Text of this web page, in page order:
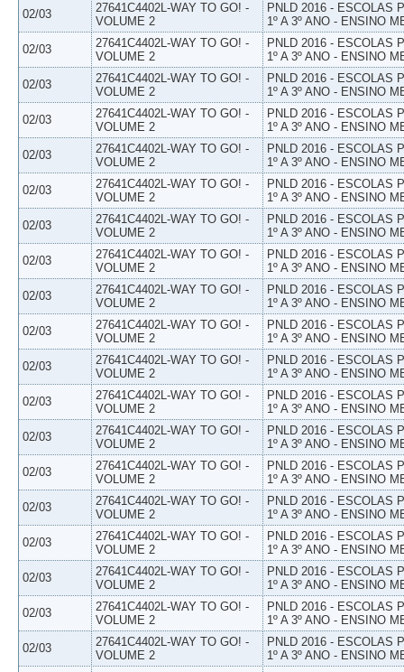
02/03
27641C4402L-WAY TO GO! -
VOLUME 2
PNLD 2016 - ESCOLAS
1º A 3º ANO - ENSINO
02/03
27641C4402L-WAY TO GO! -
VOLUME 2
PNLD 2016 - ESCOLAS
1º A 3º ANO - ENSINO
02/03
27641C4402L-WAY TO GO! -
VOLUME 2
PNLD 2016 - ESCOLAS
1º A 3º ANO - ENSINO
02/03
27641C4402L-WAY TO GO! -
VOLUME 2
PNLD 2016 - ESCOLAS
1º A 3º ANO - ENSINO
02/03
27641C4402L-WAY TO GO! -
VOLUME 2
PNLD 2016 - ESCOLAS
1º A 3º ANO - ENSINO
02/03
27641C4402L-WAY TO GO! -
VOLUME 2
PNLD 2016 - ESCOLAS
1º A 3º ANO - ENSINO
02/03
27641C4402L-WAY TO GO! -
VOLUME 2
PNLD 2016 - ESCOLAS
1º A 3º ANO - ENSINO
02/03
27641C4402L-WAY TO GO! -
VOLUME 2
PNLD 2016 - ESCOLAS
1º A 3º ANO - ENSINO
02/03
27641C4402L-WAY TO GO! -
VOLUME 2
PNLD 2016 - ESCOLAS
1º A 3º ANO - ENSINO
02/03
27641C4402L-WAY TO GO! -
VOLUME 2
PNLD 2016 - ESCOLAS
1º A 3º ANO - ENSINO
02/03
27641C4402L-WAY TO GO! -
VOLUME 2
PNLD 2016 - ESCOLAS
1º A 3º ANO - ENSINO
02/03
27641C4402L-WAY TO GO! -
VOLUME 2
PNLD 2016 - ESCOLAS
1º A 3º ANO - ENSINO
02/03
27641C4402L-WAY TO GO! -
VOLUME 2
PNLD 2016 - ESCOLAS
1º A 3º ANO - ENSINO
02/03
27641C4402L-WAY TO GO! -
VOLUME 2
PNLD 2016 - ESCOLAS
1º A 3º ANO - ENSINO
02/03
27641C4402L-WAY TO GO! -
VOLUME 2
PNLD 2016 - ESCOLAS
1º A 3º ANO - ENSINO
02/03
27641C4402L-WAY TO GO! -
VOLUME 2
PNLD 2016 - ESCOLAS
1º A 3º ANO - ENSINO
02/03
27641C4402L-WAY TO GO! -
VOLUME 2
PNLD 2016 - ESCOLAS
1º A 3º ANO - ENSINO
02/03
27641C4402L-WAY TO GO! -
VOLUME 2
PNLD 2016 - ESCOLAS
1º A 3º ANO - ENSINO
02/03
27641C4402L-WAY TO GO! -
VOLUME 2
PNLD 2016 - ESCOLAS
1º A 3º ANO - ENSINO